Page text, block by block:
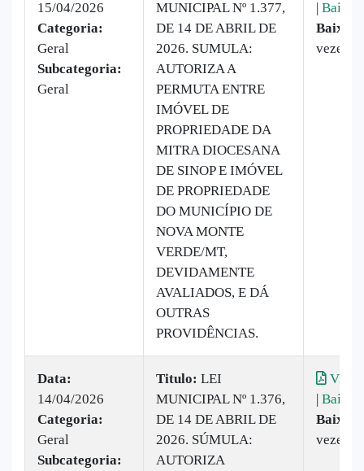
15/04/2026
Categoria:
Geral
Subcategoria:
Geral
MUNICIPAL Nº 1.377,
DE 14 DE ABRIL DE
2026. SUMULA:
AUTORIZA A
PERMUTA ENTRE
IMÓVEL DE
PROPRIEDADE DA
MITRA DIOCESANA
DE SINOP E IMÓVEL
DE PROPRIEDADE
DO MUNICÍPIO DE
NOVA MONTE
VERDE/MT,
DEVIDAMENTE
AVALIADOS, E DÁ
OUTRAS
PROVIDÊNCIAS.
| Baixar
vezes
Data:
14/04/2026
Categoria:
Geral
Subcategoria:
Titulo: LEI
MUNICIPAL Nº 1.376,
DE 14 DE ABRIL DE
2026. SÚMULA:
AUTORIZA
| Baixar
vezes